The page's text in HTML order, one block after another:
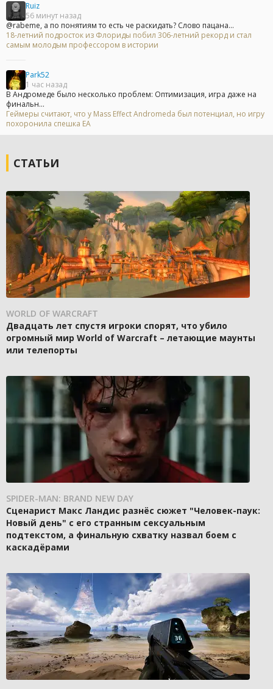
Ruiz
56 минут назад
@rabeme, а по понятиям то есть че раскидать? Слово пацана...
18-летний подросток из Флориды побил 306-летний рекорд и стал
самым молодым профессором в истории
Park52
1 час назад
В Андромеде было несколько проблем: Оптимизация, игра даже на
финальн...
Геймеры считают, что у Mass Effect Andromeda был потенциал, но игру
похоронила спешка EA
СТАТЬИ
WORLD OF WARCRAFT
Двадцать лет спустя игроки спорят, что убило
огромный мир World of Warcraft – летающие маунты
или телепорты
SPIDER-MAN: BRAND NEW DAY
Сценарист Макс Ландис разнёс сюжет "Человек-паук:
Новый день" с его странным сексуальным
подтекстом, а финальную схватку назвал боем с
каскадёрами